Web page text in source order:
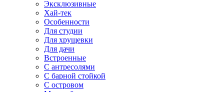
Эксклюзивные
Хай-тек
Особенности
Для студии
Для хрущевки
Для дачи
Встроенные
С антресолями
С барной стойкой
С островом